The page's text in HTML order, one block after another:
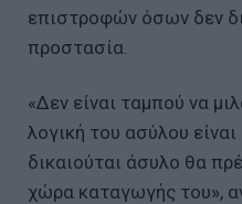
επιστροφών όσων δεν
προστασία.
«Δεν είναι ταμπού να
λογική του ασύλου
δικαιούται άσυλο θα
χώρα καταγωγής του»,